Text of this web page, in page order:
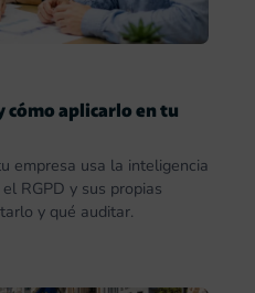
cómo aplicarlo en tu
empresa usa la inteligencia
RGPD y sus propias
y qué auditar.